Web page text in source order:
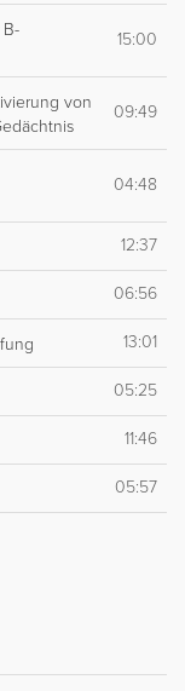
15:00
von
09:49
04:48
12:37
06:56
13:01
05:25
11:46
05:57